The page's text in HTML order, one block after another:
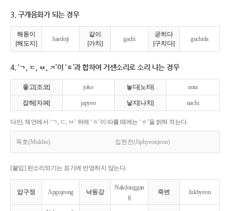
3. 구개음화가 되는 경우
해돋이
[해도지]
haedoji
같이
[가치]
gachi
굳히다
[구치다]
guchida
4. ‘ㄱ, ㄷ, ㅂ, ㅈ’이 ‘ㅎ’과 합하여 거센소리로 소리 나는 경우
좋고[조코] joko 놓다[노타] nota
잡혀[자펴] japyeo 낳지[나치] nachi
다만, 체언에서 ‘ㄱ, ㄷ, ㅂ’ 뒤에 ‘ㅎ’이 따를 때에는 ‘ㅎ’을 밝혀 적는다.
묵호(Mukho) 집현전(Jiphyeonjeon)
[붙임] 된소리되기는 표기에 반영하지 않는다.
압구정 Apgujeong 낙동강
Nakdonggan
g
죽변 Jukbyeon